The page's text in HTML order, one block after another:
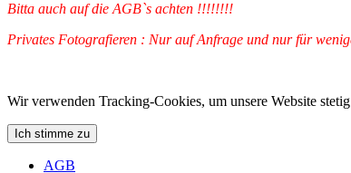
Bitta auch auf die AGB`s achten !!!!!!!!
Privates Fotografieren : Nur auf Anfrage und nur für
Wir verwenden Tracking-Cookies, um unsere Website
Ich stimme zu
AGB